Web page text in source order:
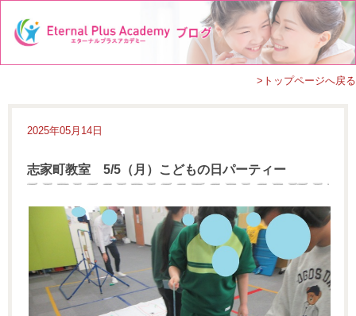
>トップページへ戻る
2025年05月14日
志家町教室 5/5（月）こどもの日パーティー